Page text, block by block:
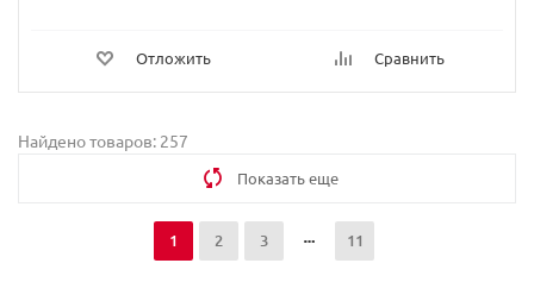
Отложить Сравнить
Найдено товаров: 257
Показать еще
1 2 3 11